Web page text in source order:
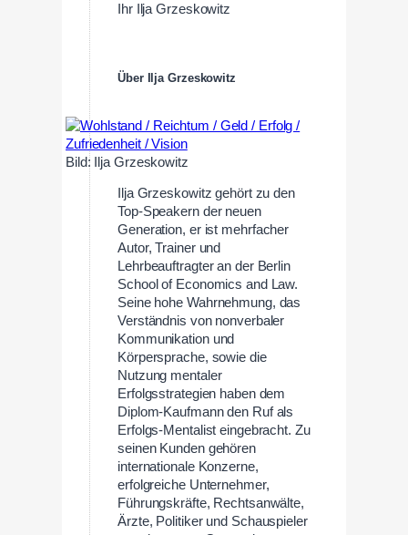
Ihr Ilja Grzeskowitz
Über Ilja Grzeskowitz
Bild: Ilja Grzeskowitz
Ilja Grzeskowitz gehört zu den
Top-Speakern der neuen
Generation, er ist mehrfacher
Autor, Trainer und
Lehrbeauftragter an der Berlin
School of Economics and Law.
Seine hohe Wahrnehmung, das
Verständnis von nonverbaler
Kommunikation und
Körpersprache, sowie die
Nutzung mentaler
Erfolgsstrategien haben dem
Diplom-Kaufmann den Ruf als
Erfolgs-Mentalist eingebracht. Zu
seinen Kunden gehören
internationale Konzerne,
erfolgreiche Unternehmer,
Führungskräfte, Rechtsanwälte,
Ärzte, Politiker und Schauspieler